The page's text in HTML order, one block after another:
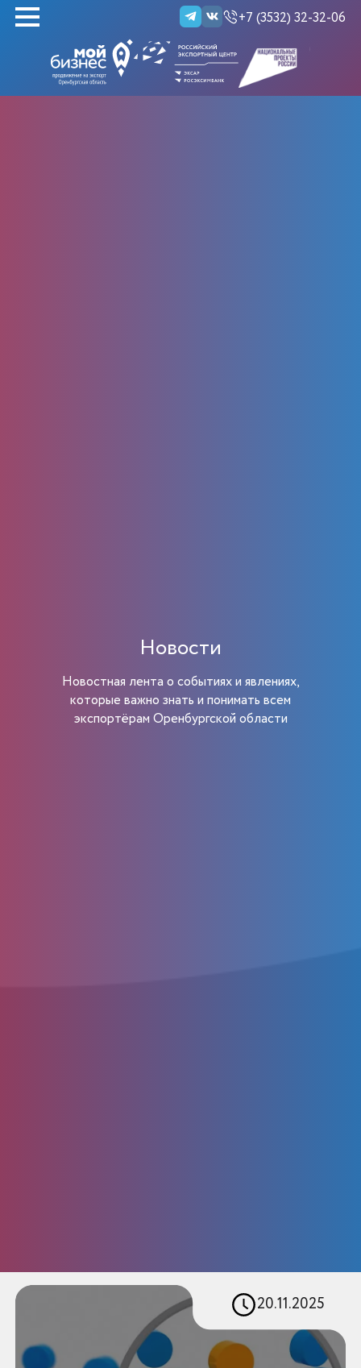
+7 (3532) 32-32-06
Новости
Новостная лента о событиях и явлениях,
которые важно знать и понимать всем
экспортёрам Оренбургской области
20.11.2025